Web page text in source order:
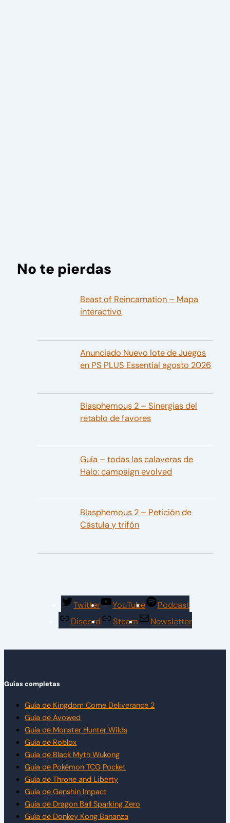
No te pierdas
Beast of Reincarnation – Mapa
interactivo
Anunciado Nuevo lote de Juegos
en PS PLUS Essential agosto 2026
Blasphemous 2 – Sinergias del
retablo de favores
Guía – todas las calaveras de
Halo: campaign evolved
Blasphemous 2 – Petición de
Cástula y trifón
Twitter YouTube
Podcast
Discord
Steam Newsletter
Guías completas
Guía de Kingdom Come Deliverance 2
Guía de Avowed
Guía de Monster Hunter Wilds
Guía de Roblox
Guía de Black Myth Wukong
Guía de Pokémon TCG Pocket
Guía de Throne and Liberty
Guía de Genshin Impact
Guía de Dragon Ball Sparking Zero
Guía de Donkey Kong Bananza